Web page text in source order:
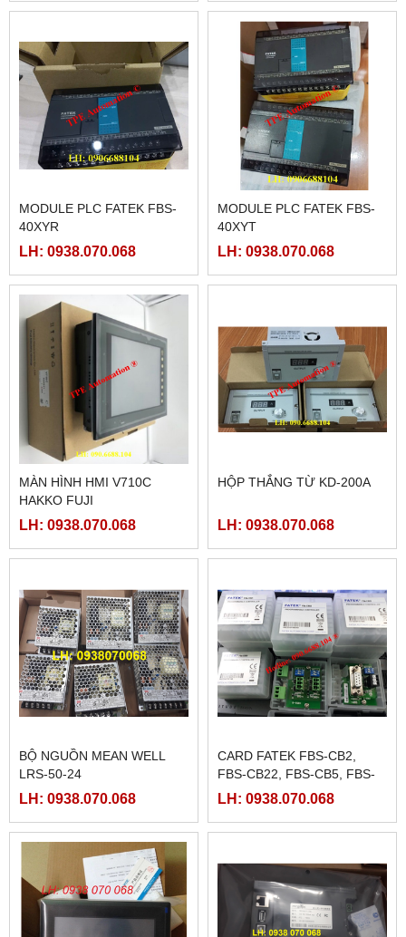
MODULE PLC FATEK FBS-
40XYR
LH: 0938.070.068
MODULE PLC FATEK FBS-
40XYT
LH: 0938.070.068
MÀN HÌNH HMI V710C
HAKKO FUJI
LH: 0938.070.068
HỘP THẮNG TỪ KD-200A
LH: 0938.070.068
BỘ NGUỒN MEAN WELL
LRS-50-24
LH: 0938.070.068
CARD FATEK FBS-CB2,
FBS-CB22, FBS-CB5, FBS-
CB25, FBS-CB55
LH: 0938.070.068